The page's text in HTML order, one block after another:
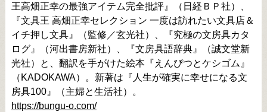
王高畑正幸の最強アイテム完全批評』（日経ＢＰ社）、
『文具王 高畑正幸セレクション 一度は訪れたい文具店＆
イチ押し文具』（監修／玄光社）、『究極の文房具カタ
ログ』（河出書房新社）、『文房具語辞典』（誠文堂新
光社）と、翻訳を手がけた絵本『えんぴつとケシゴム』
（KADOKAWA）。新著は『人生が確実に幸せになる文
房具100』（主婦と生活社）。
https://bungu-o.com/